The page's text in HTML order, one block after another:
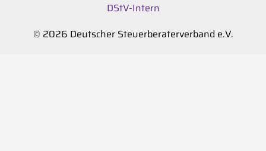
DStV-Intern
© 2026 Deutscher Steuerberaterverband e.V.